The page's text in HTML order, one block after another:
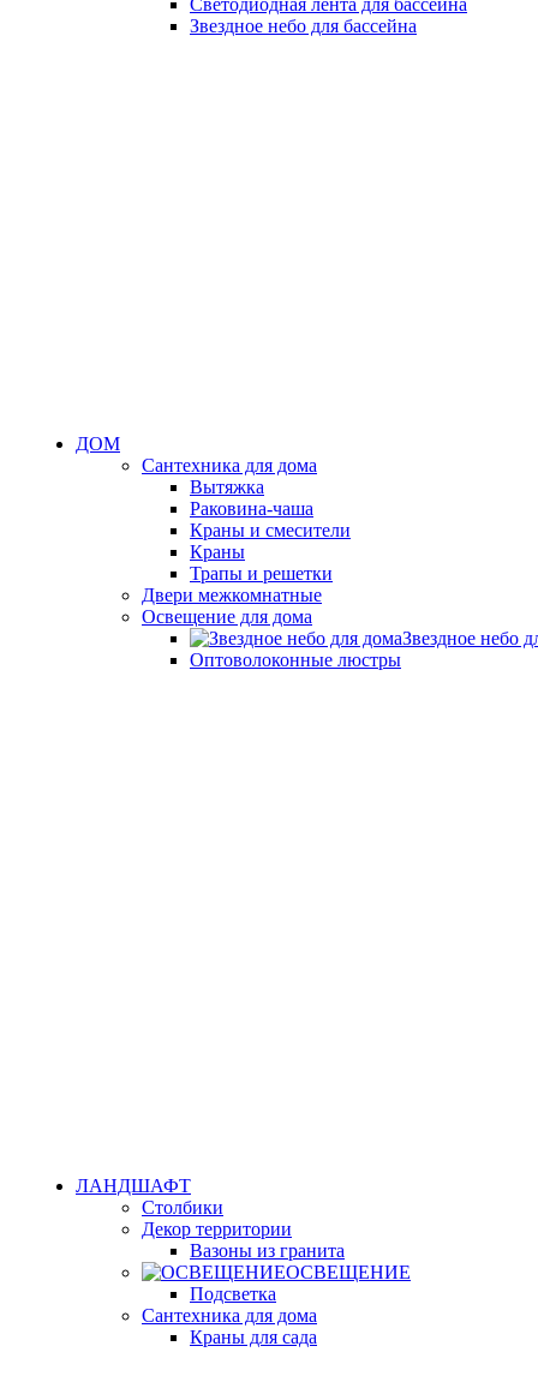
Светодиодная лента для бассейна
Звездное небо для бассейна
ДОМ
Сантехника для дома
Вытяжка
Раковина-чаша
Краны и смесители
Краны
Трапы и решетки
Двери межкомнатные
Освещение для дома
Звездное небо
Оптоволоконные люстры
ЛАНДШАФТ
Столбики
Декор территории
Вазоны из гранита
ОСВЕЩЕНИЕ
Подсветка
Сантехника для дома
Краны для сада